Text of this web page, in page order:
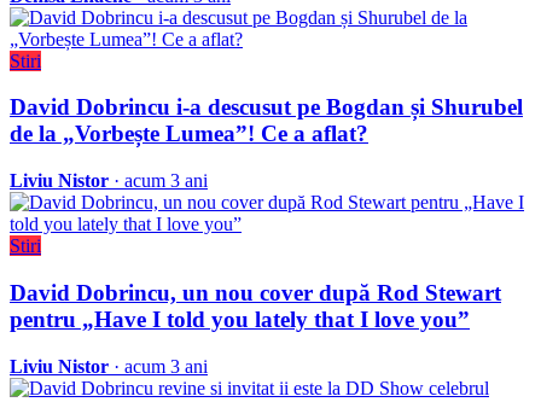
Stiri
David Dobrincu i-a descusut pe Bogdan și Shurubel
de la „Vorbește Lumea”! Ce a aflat?
Liviu Nistor · acum 3 ani
Stiri
David Dobrincu, un nou cover după Rod Stewart
pentru „Have I told you lately that I love you”
Liviu Nistor · acum 3 ani